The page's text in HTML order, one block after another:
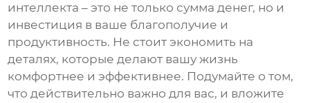
интеллекта – это не только сумма денег, но и
инвестиция в ваше благополучие и
продуктивность. Не стоит экономить на
деталях, которые делают вашу жизнь
комфортнее и эффективнее. Подумайте о том,
что действительно важно для вас, и вложите